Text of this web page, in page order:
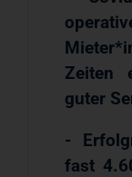
Zeiten
guter
-
fast